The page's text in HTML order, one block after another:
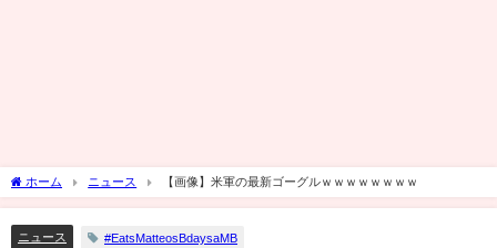
ホーム ニュース 【画像】米軍の最新ゴーグルｗｗｗｗｗｗｗｗ
ニュース #EatsMatteosBdaysaMB